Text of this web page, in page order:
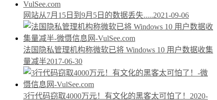
网站从7月15日到9月5日的数据丢失.....2021-09-06
法国隐私管理机构称微软已将 Windows 10 用户数据收集
量减半2017-06-30
3行代码窃取4000万元！有文化的黑客太可怕了！ 2020-